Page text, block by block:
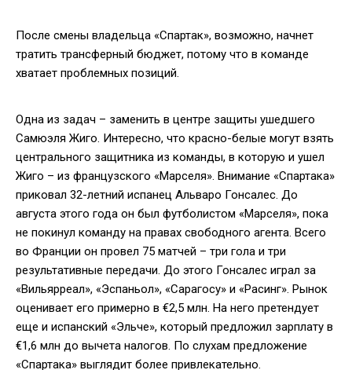
После смены владельца «Спартак», возможно, начнет
тратить трансферный бюджет, потому что в команде
хватает проблемных позиций.
Одна из задач – заменить в центре защиты ушедшего
Самюэля Жиго. Интересно, что красно-белые могут взять
центрального защитника из команды, в которую и ушел
Жиго – из французского «Марселя». Внимание «Спартака»
приковал 32-летний испанец Альваро Гонсалес. До
августа этого года он был футболистом «Марселя», пока
не покинул команду на правах свободного агента. Всего
во Франции он провел 75 матчей – три гола и три
результативные передачи. До этого Гонсалес играл за
«Вильярреал», «Эспаньол», «Сарагосу» и «Расинг». Рынок
оценивает его примерно в €2,5 млн. На него претендует
еще и испанский «Эльче», который предложил зарплату в
€1,6 млн до вычета налогов. По слухам предложение
«Спартака» выглядит более привлекательно.